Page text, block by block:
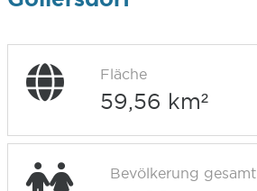
Fläche
59,56 km²
Bevölkerung gesamt